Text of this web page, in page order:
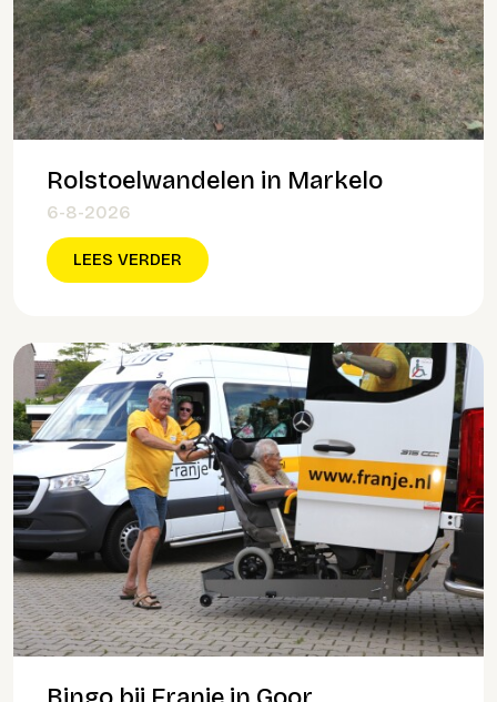
Rolstoelwandelen in Markelo
6-8-2026
LEES VERDER